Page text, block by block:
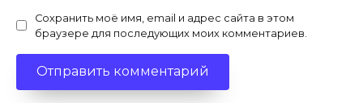
Сохранить моё имя, email и адрес сайта в этом
браузере для последующих моих комментариев.